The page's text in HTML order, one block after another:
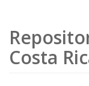
Costa